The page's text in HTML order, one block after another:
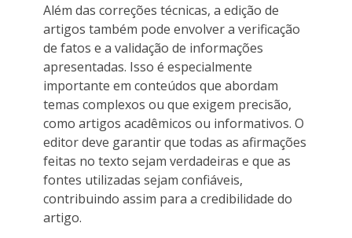
Além das correções técnicas, a edição de
artigos também pode envolver a verificação
de fatos e a validação de informações
apresentadas. Isso é especialmente
importante em conteúdos que abordam
temas complexos ou que exigem precisão,
como artigos acadêmicos ou informativos. O
editor deve garantir que todas as afirmações
feitas no texto sejam verdadeiras e que as
fontes utilizadas sejam confiáveis,
contribuindo assim para a credibilidade do
artigo.